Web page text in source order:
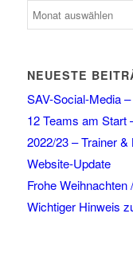
NEUESTE
SAV-Social-Media
12 Teams am Start
2022/23 – Trainer
Website-Update
Frohe
Wichtiger Hinweis